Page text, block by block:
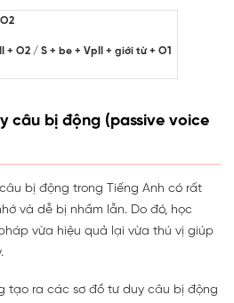
O2 / S + be + VpII + giới từ + O1
câu bị động (passive voice
bị động trong Tiếng Anh có rất
và dễ bị nhầm lẫn. Do đó, học
vừa hiệu quả lại vừa thú vị giúp
tạo ra các sơ đồ tư duy câu bị động